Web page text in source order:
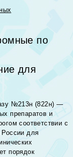
по
для
№213н (822н) —
препаратов и
соответствии с
России для
порядок